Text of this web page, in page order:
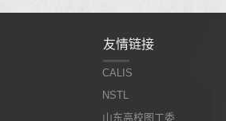
- 22:30
友情链接
CALIS
NSTL
山东高校图工委